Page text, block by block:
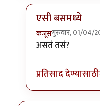
एसी बसमध्ये
कंजूसगुरुवार, 01/04/
In reply to
असतं तसं?
प्रतिसाद देण्यासाठी